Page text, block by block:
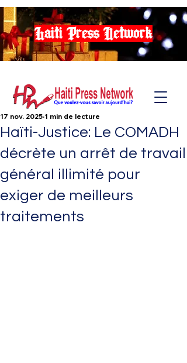
Haiti Press Network
Haïti-Justice: Le COMADH
décrète un arrêt de travail
général illimité pour
exiger de meilleurs
traitements
17 nov. 2025 1 min de lecture